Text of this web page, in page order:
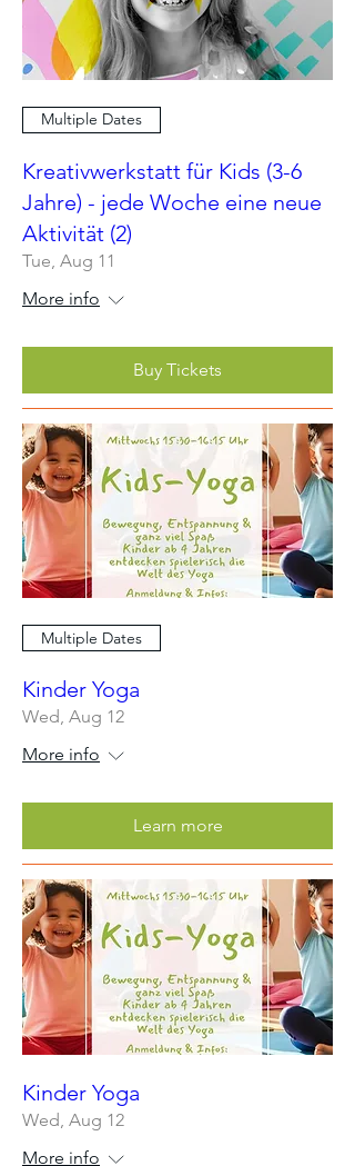
Multiple Dates
Kreativwerkstatt für Kids (3-6
Jahre) - jede Woche eine neue
Aktivität (2)
Tue, Aug 11
More info
Buy Tickets
Multiple Dates
Kinder Yoga
Wed, Aug 12
More info
Learn more
Kinder Yoga
Wed, Aug 12
More info